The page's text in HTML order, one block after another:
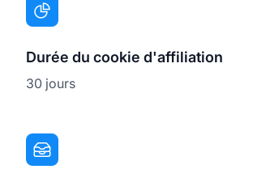
Durée du cookie d'affiliation
30 jours